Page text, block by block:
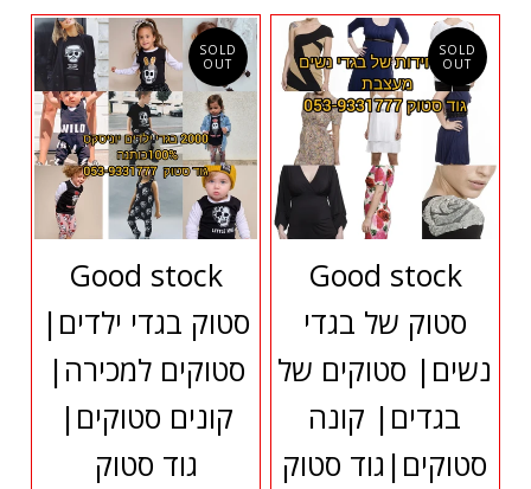
SOLD
OUT
Good stock
סטוק בגדי ילדים|
סטוקים למכירה|
קונים סטוקים|
גוד סטוק
SOLD
OUT
Good stock
סטוק של בגדי
נשים| סטוקים של
בגדים| קונה
סטוקים|גוד סטוק